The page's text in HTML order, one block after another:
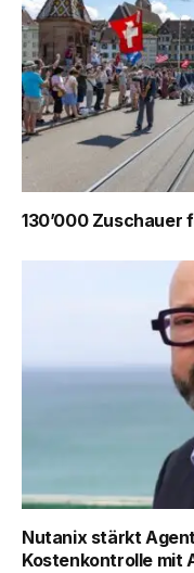
130’000 Zuschauer
Nutanix stärkt
Kostenkontrolle mit